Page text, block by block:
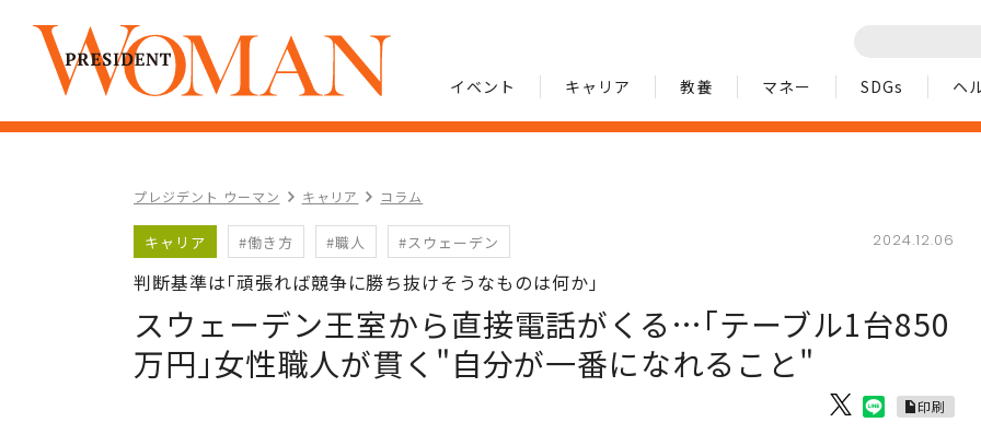
イベント キャリア 教養 マネー SDGs ヘ
プレジデント ウーマン キャリア コラム
キャリア #働き方 #職人 #スウェーデン 2024.12.06
判断基準は｢頑張れば競争に勝ち抜けそうなものは何か｣
スウェーデン王室から直接電話がくる…｢テーブル1台850
万円｣女性職人が貫く"自分が一番になれること"
印刷